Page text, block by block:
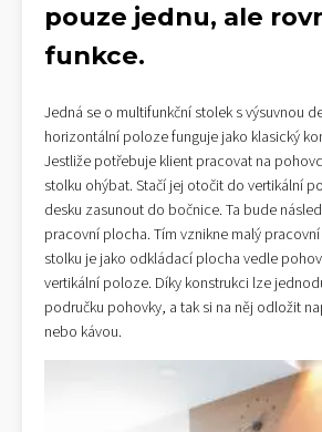
pouze jednu, ale
funkce.
Jedná se o multifunkční stolek s výsuvnou
horizontální poloze funguje jako klasický
Jestliže potřebuje klient pracovat na
stolku ohýbat. Stačí jej otočit do vertikální
desku zasunout do bočnice. Ta bude
pracovní plocha. Tím vznikne malý
stolku je jako odkládací plocha vedle
vertikální poloze. Díky konstrukci lze
područku pohovky, a tak si na něj odložit
nebo kávou.